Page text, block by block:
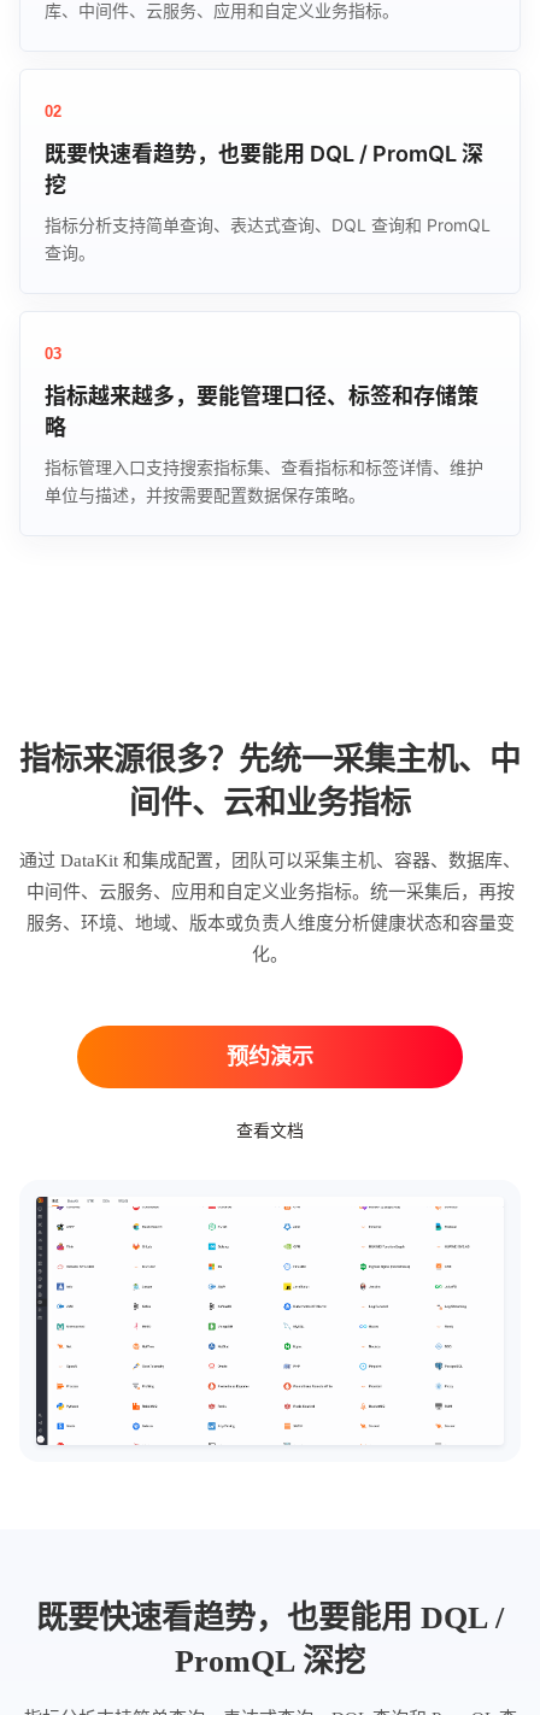
库、中间件、云服务、应用和自定义业务指标。
02
既要快速看趋势，也要能用 DQL / PromQL 深
挖
指标分析支持简单查询、表达式查询、DQL 查询和 PromQL
查询。
03
指标越来越多，要能管理口径、标签和存储策
略
指标管理入口支持搜索指标集、查看指标和标签详情、维护
单位与描述，并按需要配置数据保存策略。
指标来源很多？先统一采集主机、中
间件、云和业务指标
通过 DataKit 和集成配置，团队可以采集主机、容器、数据库、
中间件、云服务、应用和自定义业务指标。统一采集后，再按
服务、环境、地域、版本或负责人维度分析健康状态和容量变
化。
预约演示
查看文档
既要快速看趋势，也要能用 DQL /
PromQL 深挖